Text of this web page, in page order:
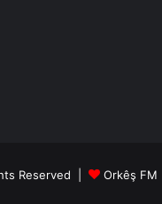
Reserved | Orkêş FM